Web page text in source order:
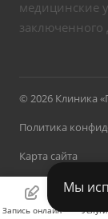
медицинские
заключенного
© 2026 Клиника
Политика
Карта сайта
Запись онлайн Услуги
Мы